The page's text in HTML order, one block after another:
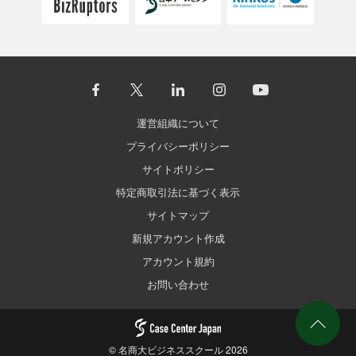
運営組織について
プライバシーポリシー
サイトポリシー
特定商取引法に基づく表示
サイトマップ
新規アカウント作成
アカウント規約
お問い合わせ
©名商大ビジネススクール2026